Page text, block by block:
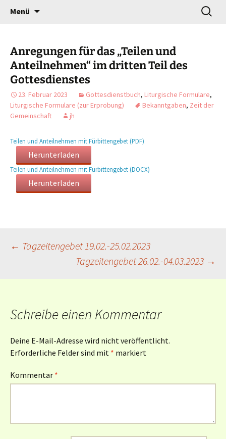
Willkommen!
Gottesdienst verändert
Menü
Suchen
nach:
Anregungen für das „Teilen und
Anteilnehmen“ im dritten Teil des
Gottesdienstes
23. Februar 2023 Gottesdienstbuch, Liturgische Formulare,
Liturgische Formulare (zur Erprobung)
Bekanntgaben, Zeit der
Gemeinschaft
jh
Teilen und Anteilnehmen mit Fürbittengebet (PDF)
Herunterladen
Teilen und Anteilnehmen mit Fürbittengebet (DOCX)
Herunterladen
Beitragsnavigation
← Tagzeitengebet 19.02.-25.02.2023
Tagzeitengebet 26.02.-04.03.2023 →
Schreibe einen Kommentar
Deine E-Mail-Adresse wird nicht veröffentlicht.
Erforderliche Felder sind mit * markiert
Kommentar *